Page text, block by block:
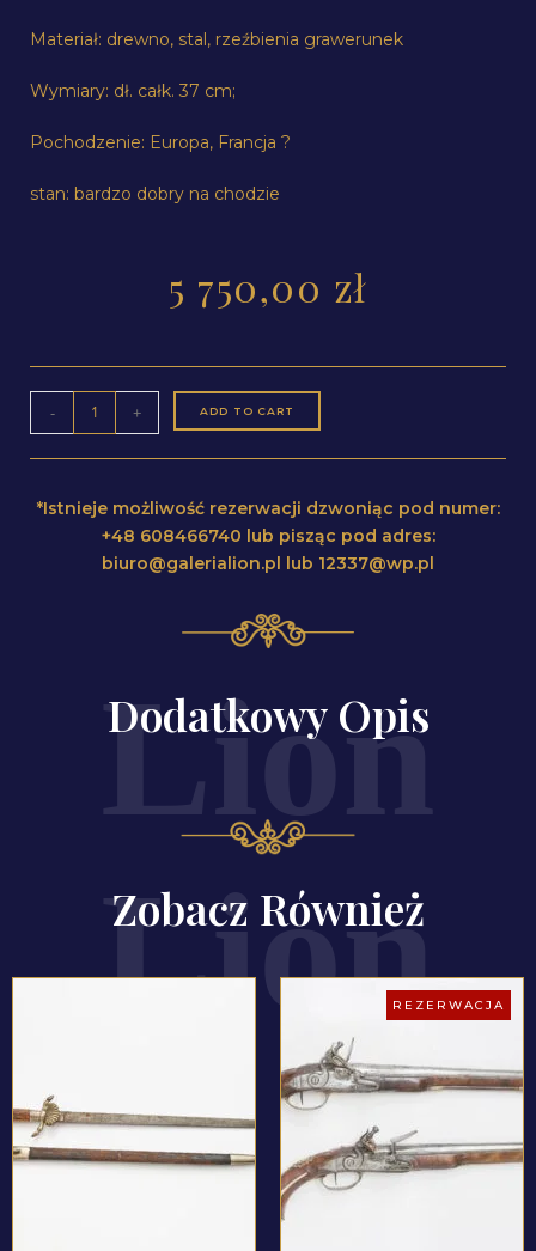
Materiał: drewno, stal, rzeźbienia grawerunek
Wymiary: dł. całk. 37 cm;
Pochodzenie: Europa, Francja ?
stan: bardzo dobry na chodzie
5 750,00 zł
- + ADD TO CART
*Istnieje możliwość rezerwacji dzwoniąc pod numer:
+48 608466740 lub pisząc pod adres:
biuro@galerialion.pl lub 12337@wp.pl
Dodatkowy Opis
Zobacz Również
ZOBACZ PRODUKT ZOBACZ PRODUKT
REZERWACJA